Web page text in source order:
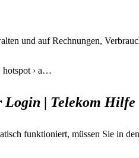
und auf Rechnungen,
hotspot › a…
Login | Telekom Hilfe
funktioniert, müssen Sie in